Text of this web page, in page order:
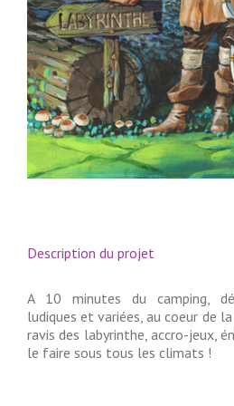
Description du projet
A 10 minutes du camping,
ludiques et variées, au coeur de
ravis des labyrinthe, accro-jeux,
le faire sous tous les climats !